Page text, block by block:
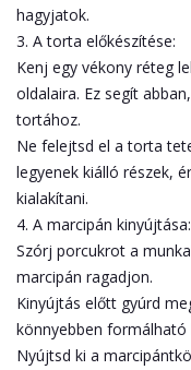
hagyjatok.
3. A torta előkészítése:
Kenj egy vékony réteg
oldalaira. Ez segít
tortához.
Ne felejtsd el a torta
legyenek kiálló részek,
kialakítani.
4. A marcipán kinyújtása:
Szórj porcukrot a
marcipán ragadjon.
Kinyújtás előtt gyúrd
könnyebben formálható
Nyújtsd ki a